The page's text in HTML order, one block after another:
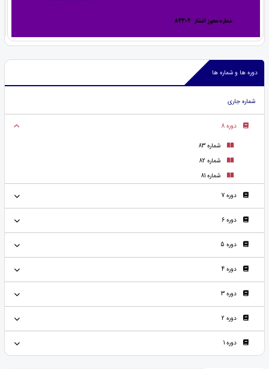
دوره ها و شماره ها
شماره جاری
دوره 8
شماره 83
شماره 82
شماره 81
دوره 7
دوره 6
دوره 5
دوره 4
دوره 3
دوره 2
دوره 1